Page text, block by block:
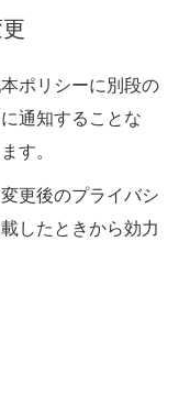
ポリシーに別段の
通知することな
す。
更後のプライバシ
したときから効力